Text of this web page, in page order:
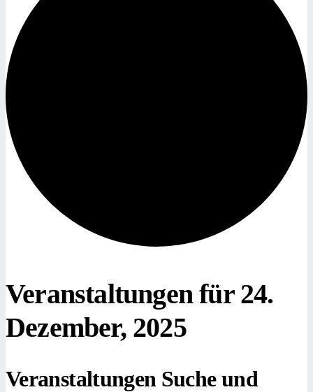
Veranstaltungen für 24.
Dezember, 2025
Veranstaltungen Suche und